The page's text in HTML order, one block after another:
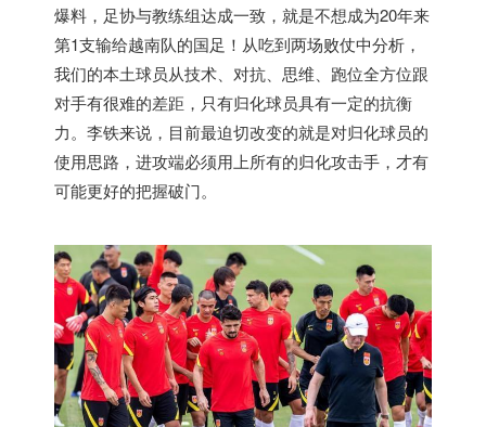
爆料，足协与教练组达成一致，就是不想成为20年来
第1支输给越南队的国足！从吃到两场败仗中分析，
我们的本土球员从技术、对抗、思维、跑位全方位跟
对手有很难的差距，只有归化球员具有一定的抗衡
力。李铁来说，目前最迫切改变的就是对归化球员的
使用思路，进攻端必须用上所有的归化攻击手，才有
可能更好的把握破门。